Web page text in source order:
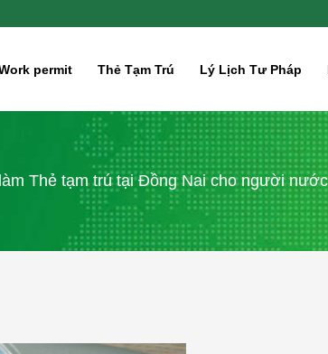
permit Thẻ Tạm Trú Lý Lịch Tư Pháp
Thẻ tạm trú tại Đồng Nai cho người